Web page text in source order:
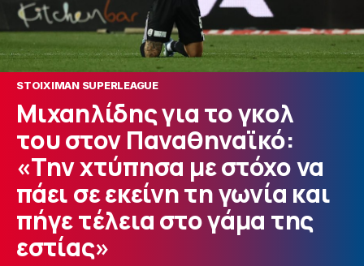
STOIXIMAN SUPERLEAGUE
Μιχαηλίδης για το γκολ
του στον Παναθηναϊκό:
«Την χτύπησα με στόχο να
πάει σε εκείνη τη γωνία και
πήγε τέλεια στο γάμα της
εστίας»